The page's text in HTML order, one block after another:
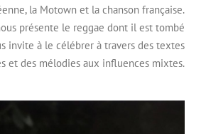
la Motown et la chanson française.
présente le reggae dont il est tombé
invite à le célébrer à travers des textes
et des mélodies aux influences mixtes.